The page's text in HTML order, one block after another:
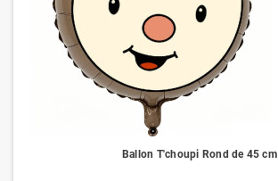
Ballon T'choupi Rond de 45 cm